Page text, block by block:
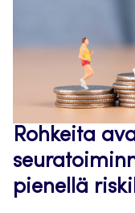
Rohkeita
pienellä